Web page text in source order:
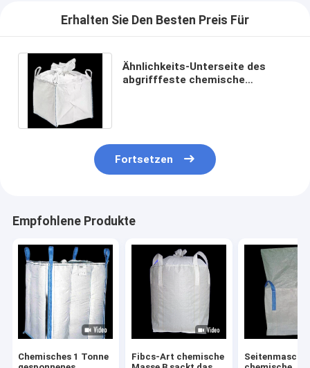
Erhalten Sie Den Besten Preis Für
Ähnlichkeits-Unterseite des
abgrifffeste chemische
Fortsetzen
Empfohlene Produkte
Chemisches 1 Tonne
Fibcs-Art chemische